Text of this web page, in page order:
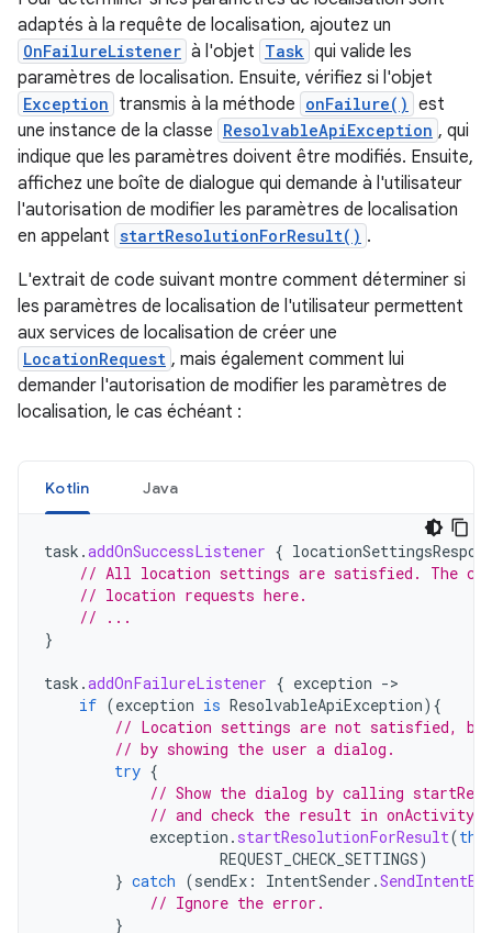
adaptés à la requête de localisation, ajoutez un
OnFailureListener à l'objet Task qui valide les
paramètres de localisation. Ensuite, vérifiez si l'objet
Exception transmis à la méthode onFailure() est
une instance de la classe ResolvableApiException , qui
indique que les paramètres doivent être modifiés. Ensuite,
affichez une boîte de dialogue qui demande à l'utilisateur
l'autorisation de modifier les paramètres de localisation
en appelant startResolutionForResult() .
L'extrait de code suivant montre comment déterminer si
les paramètres de localisation de l'utilisateur permettent
aux services de localisation de créer une
LocationRequest , mais également comment lui
demander l'autorisation de modifier les paramètres de
localisation, le cas échéant :
Kotlin Java
task .addOnSuccessListener {
// All location settings are satisfied. The
// location requests here.
// ...
}
task .addOnFailureListener { exception -
if (exception is ResolvableApiException){
// Location settings are not satisfied,
// by showing the user a dialog.
try {
// Show the dialog by calling
// and check the result in
exception . startResolutionForResult(
REQUEST_CHECK_SETTINGS)
} catch (sendEx : IntentSender .
// Ignore the error.
}